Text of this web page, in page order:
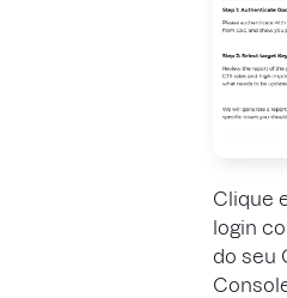
Clique
login
do seu